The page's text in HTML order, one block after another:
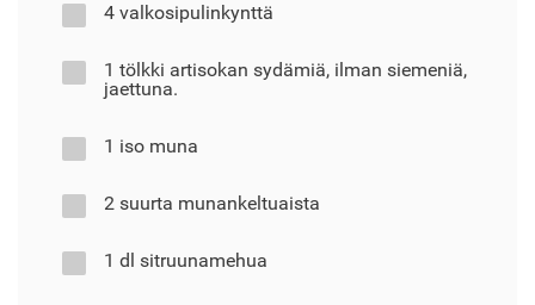
4 valkosipulinkynttä
1 tölkki artisokan sydämiä, ilman siemeniä,
jaettuna.
1 iso muna
2 suurta munankeltuaista
1 dl sitruunamehua